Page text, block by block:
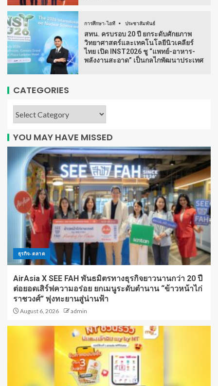
การศึกษา-ไอที ประชาสัมพันธ์
สทน. ครบรอบ 20 ปี ยกระดับศักยภาพ
วิทยาศาสตร์และเทคโนโลยีนิวเคลียร์
ไทย เปิด INST2026 ชู “แพทย์-อาหาร-
พลังงานสะอาด” เป็นกลไกพัฒนาประเทศ
CATEGORIES
YOU MAY HAVE MISSED
ธุรกิจ-ตลาด
AirAsia X SEE FAH พันธมิตรทางธุรกิจยาวนานกว่า 20 ปี
ต่อยอดเสิร์ฟความอร่อย ยกเมนูระดับตำนาน “ข้าวหน้าไก่
ราชวงศ์” พุ่งทะยานสู่น่านฟ้า
August 6, 2026 admin